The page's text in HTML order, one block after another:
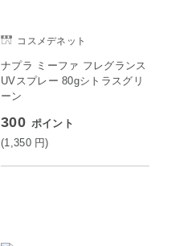
コスメデネット
ナプラ ミーファ フレグランス
UVスプレー 80gシトラスグリ
ーン
300 ポイント
(1,350 円)